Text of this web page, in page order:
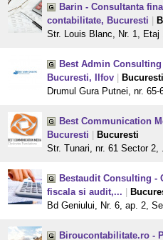
Barin - Consultanta
contabilitate, Bucuresti
Str. Louis Blanc, Nr. 1,
Best Admin
Bucuresti, Ilfov
Bucuresti
Drumul Gura Putnei, nr.
Best Communication
Bucuresti
Bucuresti
Str. Tunari, nr. 61 Sector 2,
Bestaudit Consulting -
fiscala si audit,...
Bd Geniului, Nr. 6, ap. 2,
Biroucontabilitate.ro -